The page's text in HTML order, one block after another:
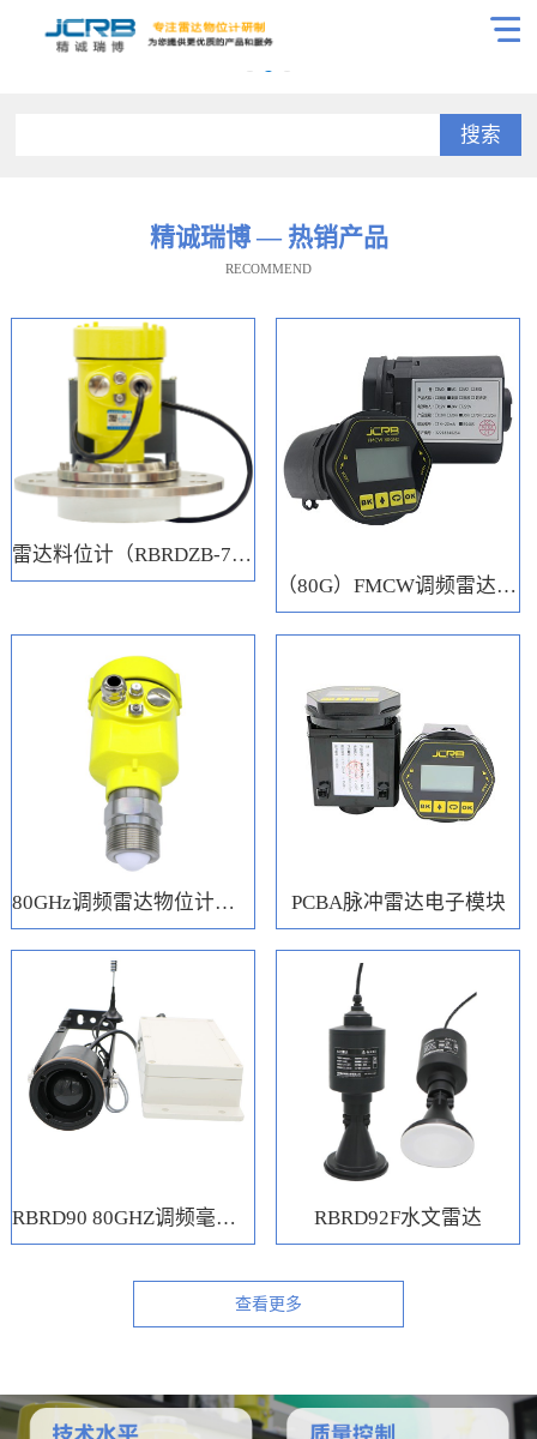
搜索
精诚瑞博 — 热销产品
RECOMMEND
雷达料位计（RBRDZB-71-6-C）
（80G）FMCW调频雷达电子模块
80GHz调频雷达物位计（RBRD71） PCBA脉冲雷达电子模块
RBRD90 80GHZ调频毫米波水位计 RBRD92F水文雷达
查看更多